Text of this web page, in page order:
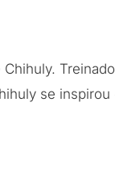
se inspirou